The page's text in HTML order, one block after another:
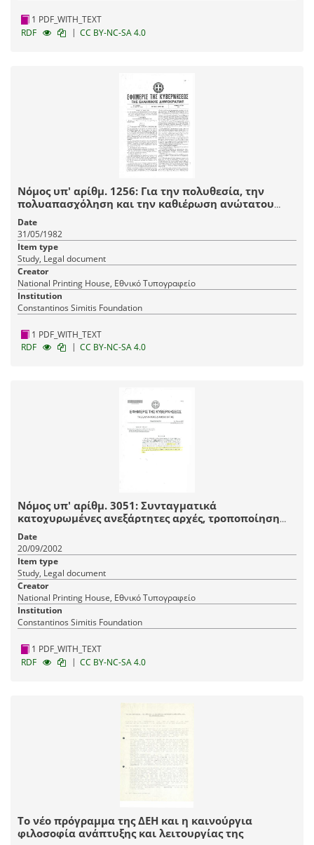
1 PDF_WITH_TEXT
RDF
| CC BY-NC-SA 4.0
Νόμος υπ' αρίθμ. 1256: Για την πολυθεσία, την
πολυαπασχόληση και την καθιέρωση ανώτατου
ορίου απολαβών στο δημόσιο τομέα καθώς και για
το Ελεγκτικό Συνέδριο, το Νομικό Συμβούλιο του
Κράτους και άλλες διατάξεις
Date
31/05/1982
Item type
Study, Legal document
Creator
National Printing House, Εθνικό Τυπογραφείο
Institution
Constantinos Simitis Foundation
1 PDF_WITH_TEXT
RDF
| CC BY-NC-SA 4.0
Νόμος υπ' αρίθμ. 3051: Συνταγματικά
κατοχυρωμένες ανεξάρτητες αρχές, τροποποίηση
και συμπλήρωση του συστήματος προσλήψεων στο
δημόσιο τομέα και συναφείς ρυθμίσεις
Date
20/09/2002
Item type
Study, Legal document
Creator
National Printing House, Εθνικό Τυπογραφείο
Institution
Constantinos Simitis Foundation
1 PDF_WITH_TEXT
RDF
| CC BY-NC-SA 4.0
Το νέο πρόγραμμα της ΔΕΗ και η καινούργια
φιλοσοφία ανάπτυξης και λειτουργίας της